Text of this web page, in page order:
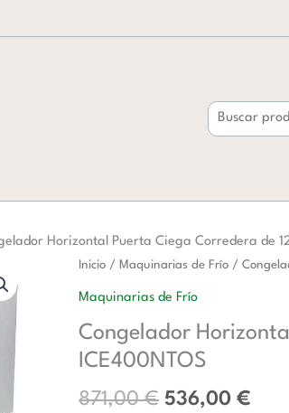
Horizontal Puerta Ciega Corredera de
Inicio / Maquinarias de Frío /
Maquinarias de Frío
Congelador
ICE400NTOS
871,00€
El
precio
era:
871,00 €.
536,00€
El
es:
Congelador
Ciega
Corredera
1283